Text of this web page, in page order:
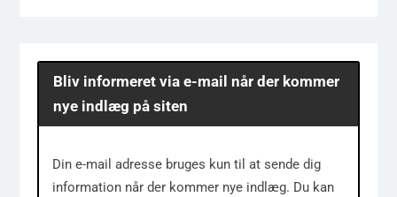
Bliv informeret via e-mail når der kommer
nye indlæg på siten
Din e-mail adresse bruges kun til at sende dig
information når der kommer nye indlæg. Du kan